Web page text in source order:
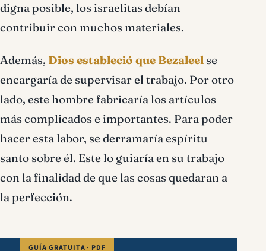
digna posible, los israelitas debían
contribuir con muchos materiales.
Además, Dios estableció que Bezaleel se
encargaría de supervisar el trabajo. Por otro
lado, este hombre fabricaría los artículos
más complicados e importantes. Para poder
hacer esta labor, se derramaría espíritu
santo sobre él. Este lo guiaría en su trabajo
con la finalidad de que las cosas quedaran a
la perfección.
GUÍA GRATUITA · PDF